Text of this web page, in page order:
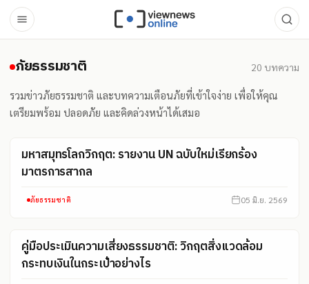
ภัยธรรมชาติ
ภัยธรรมชาติ 20 บทความ
รวมข่าวภัยธรรมชาติ และบทความเตือนภัยที่เข้าใจง่าย เพื่อให้คุณ
เตรียมพร้อม ปลอดภัย และคิดล่วงหน้าได้เสมอ
มหาสมุทรโลกวิกฤต: รายงาน UN ฉบับใหม่เรียกร้อง
มาตรการสากล
ภัยธรรมชาติ 05 มิ.ย. 2569
คู่มือประเมินความเสี่ยงธรรมชาติ: วิกฤตสิ่งแวดล้อม
กระทบเงินในกระเป๋าอย่างไร